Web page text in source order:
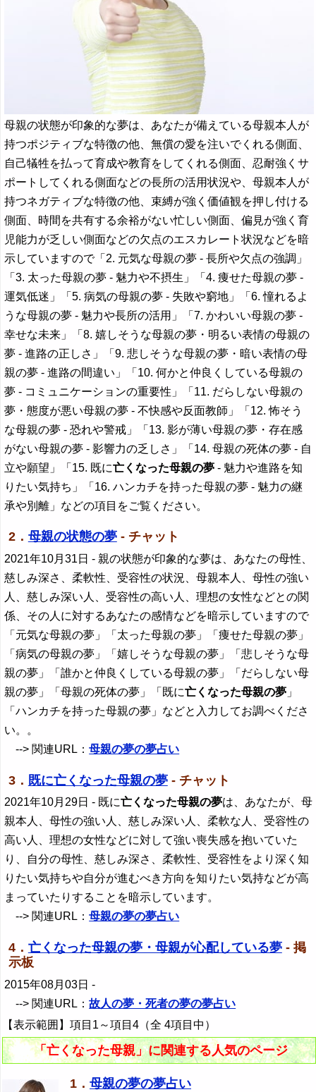
母親の状態が印象的な夢は、あなたが備えている母親本人が
持つポジティブな特徴の他、無償の愛を注いでくれる側面、
自己犠牲を払って育成や教育をしてくれる側面、忍耐強くサ
ポートしてくれる側面などの長所の活用状況や、母親本人が
持つネガティブな特徴の他、束縛が強く価値観を押し付ける
側面、時間を共有する余裕がない忙しい側面、偏見が強く育
児能力が乏しい側面などの欠点のエスカレート状況などを暗
示していますので「2. 元気な母親の夢 - 長所や欠点の強調」
「3. 太った母親の夢 - 魅力や不摂生」「4. 痩せた母親の夢 -
運気低迷」「5. 病気の母親の夢 - 失敗や窮地」「6. 憧れるよ
うな母親の夢 - 魅力や長所の活用」「7. かわいい母親の夢 -
幸せな未来」「8. 嬉しそうな母親の夢・明るい表情の母親の
夢 - 進路の正しさ」「9. 悲しそうな母親の夢・暗い表情の母
親の夢 - 進路の間違い」「10. 何かと仲良くしている母親の
夢 - コミュニケーションの重要性」「11. だらしない母親の
夢・態度が悪い母親の夢 - 不快感や反面教師」「12. 怖そう
な母親の夢 - 恐れや警戒」「13. 影が薄い母親の夢・存在感
がない母親の夢 - 影響力の乏しさ」「14. 母親の死体の夢 - 自
立や願望」「15. 既に亡くなった母親の夢 - 魅力や進路を知
りたい気持ち」「16. ハンカチを持った母親の夢 - 魅力の継
承や別離」などの項目をご覧ください。
2． 母親の状態の夢- チャット
2021年10月31日 - 親の状態が印象的な夢は、あなたの母性、
慈しみ深さ、柔軟性、受容性の状況、母親本人、母性の強い
人、慈しみ深い人、受容性の高い人、理想の女性などとの関
係、その人に対するあなたの感情などを暗示していますので
「元気な母親の夢」「太った母親の夢」「痩せた母親の夢」
「病気の母親の夢」「嬉しそうな母親の夢」「悲しそうな母
親の夢」「誰かと仲良くしている母親の夢」「だらしない母
親の夢」「母親の死体の夢」「既に亡くなった母親の夢 」
「ハンカチを持った母親の夢」などと入力してお調べくださ
い。。
--> 関連URL：母親の夢の夢占い
3． 既に亡くなった母親の夢- チャット
2021年10月29日 - 既に亡くなった母親の夢は、あなたが、母
親本人、母性の強い人、慈しみ深い人、柔軟な人、受容性の
高い人、理想の女性などに対して強い喪失感を抱いていた
り、自分の母性、慈しみ深さ、柔軟性、受容性をより深く知
りたい気持ちや自分が進むべき方向を知りたい気持などが高
まっていたりすることを暗示しています。
--> 関連URL：母親の夢の夢占い
4． 亡くなった母親の夢・母親が心配している夢- 掲
示板
2015年08月03日 -
--> 関連URL：故人の夢・死者の夢の夢占い
【表示範囲】項目1～項目4（全 4項目中）
「亡くなった母親」に関連する人気のページ
1． 母親の夢の夢占い